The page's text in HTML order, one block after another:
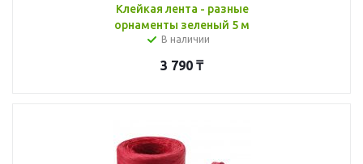
Клейкая лента - разные
орнаменты зеленый 5 м
В наличии
3 790 ₸